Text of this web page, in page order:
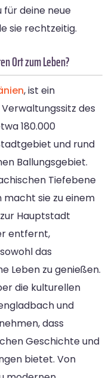
deine neue
sie rechtzeitig.
Ort zum Leben?
, ist ein
des
180.000
und rund
Ballungsgebiet.
Tiefebene
sie zu einem
Hauptstadt
entfernt,
das
Leben zu genießen.
die kulturellen
und
dass
Geschichte und
bietet. Von